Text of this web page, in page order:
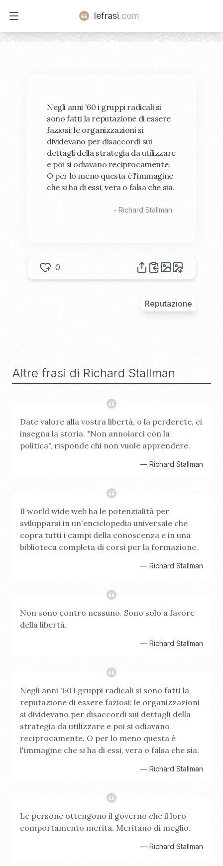
Open main menu
lefrasi.com
Negli anni '60 i gruppi radicali si
sono fatti la reputazione di essere
faziosi: le organizzazioni si
dividevano per disaccordi sui
dettagli della strategia da utilizzare
e poi si odiavano reciprocamente.
O per lo meno questa è l'immagine
che si ha di essi, vera o falsa che sia.
- Richard Stallman
0
Reputazione
Altre frasi di Richard Stallman
Date valore alla vostra libertà, o la perderete, ci
insegna la storia. "Non annoiarci con la
politica", risponde chi non vuole apprendere.
— Richard Stallman
Il world wide web ha le potenzialità per
svilupparsi in un'enciclopedia universale che
copra tutti i campi della conoscenza e in una
biblioteca completa di corsi per la formazione.
— Richard Stallman
Non sono contro nessuno. Sono solo a favore
della libertà.
— Richard Stallman
Negli anni '60 i gruppi radicali si sono fatti la
reputazione di essere faziosi: le organizzazioni
si dividevano per disaccordi sui dettagli della
strategia da utilizzare e poi si odiavano
reciprocamente. O per lo meno questa è
l'immagine che si ha di essi, vera o falsa che sia.
— Richard Stallman
Le persone ottengono il governo che il loro
comportamento merita. Meritano di meglio.
— Richard Stallman